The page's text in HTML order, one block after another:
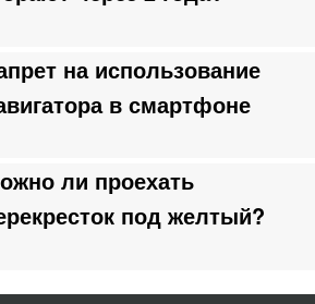
на использование
в смартфоне
ли проехать
под желтый?